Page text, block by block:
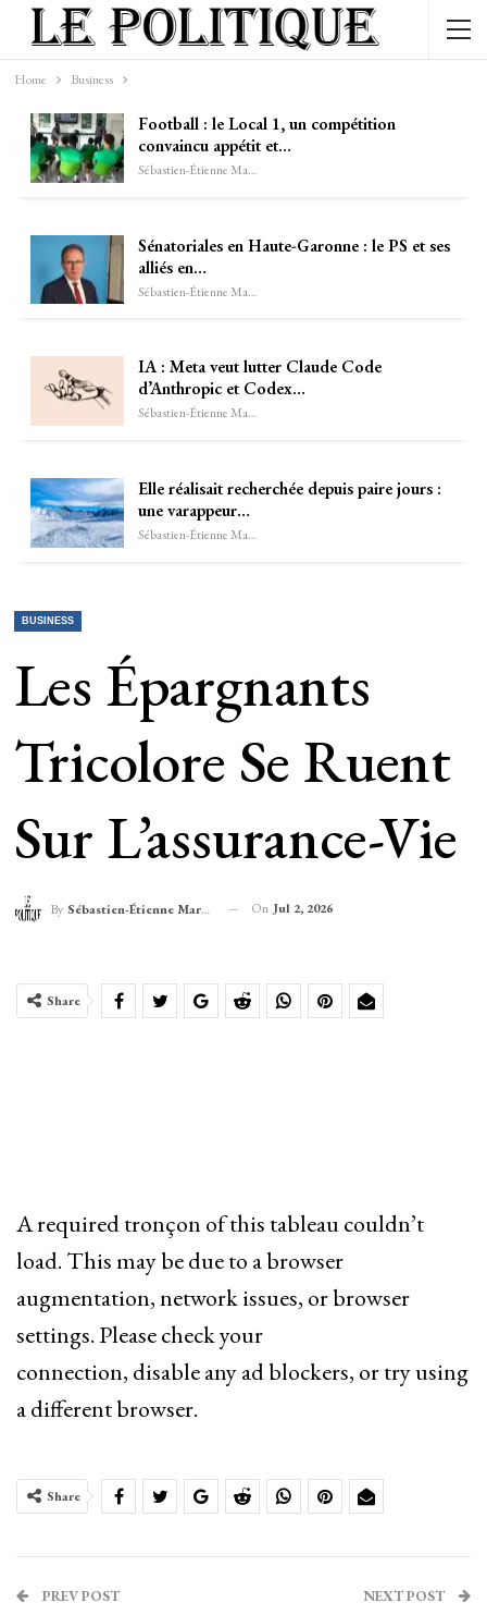
Home Business
Football : le Local 1, un compétition
convaincu appétit et…
Sébastien-Étienne Marechal
Sénatoriales en Haute-Garonne : le PS et ses
alliés en…
Sébastien-Étienne Marechal
IA : Meta veut lutter Claude Code
d’Anthropic et Codex…
Sébastien-Étienne Marechal
Elle réalisait recherchée depuis paire jours :
une varappeur…
Sébastien-Étienne Marechal
BUSINESS
Les Épargnants
Tricolore Se Ruent
Sur L’assurance-Vie
By Sébastien-Étienne Marechal On Jul 2, 2026
Share
A required tronçon of this tableau couldn’t
load. This may be due to a browser
augmentation, network issues, or browser
settings. Please check your
connection, disable any ad blockers, or try using
a different browser.
Share
PREV POST NEXT POST